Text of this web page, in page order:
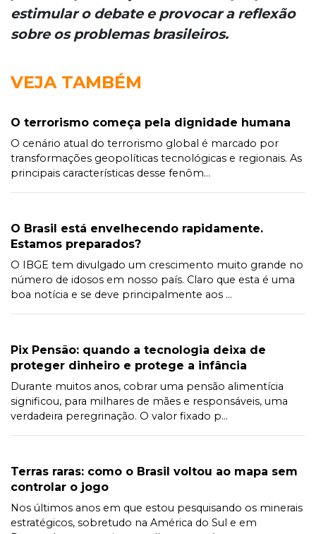
estimular o debate e provocar a reflexão
sobre os problemas brasileiros.
VEJA TAMBÉM
O terrorismo começa pela dignidade humana
O cenário atual do terrorismo global é marcado por
transformações geopolíticas tecnológicas e regionais. As
principais características desse fenôm...
O Brasil está envelhecendo rapidamente.
Estamos preparados?
O IBGE tem divulgado um crescimento muito grande no
número de idosos em nosso país. Claro que esta é uma
boa notícia e se deve principalmente aos ...
Pix Pensão: quando a tecnologia deixa de
proteger dinheiro e protege a infância
Durante muitos anos, cobrar uma pensão alimentícia
significou, para milhares de mães e responsáveis, uma
verdadeira peregrinação. O valor fixado p...
Terras raras: como o Brasil voltou ao mapa sem
controlar o jogo
Nos últimos anos em que estou pesquisando os minerais
estratégicos, sobretudo na América do Sul e em